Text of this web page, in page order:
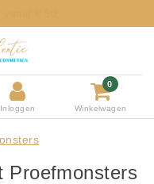
Inloggen
0
Winkelwagen
Proefmonsters